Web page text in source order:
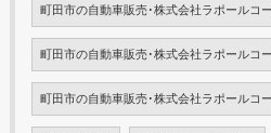
町田市の自動車販売･株式会社ラポールコ
町田市の自動車販売･株式会社ラポールコ
町田市の自動車販売･株式会社ラポールコ